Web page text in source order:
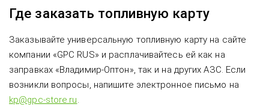
Где заказать топливную карту
Заказывайте универсальную топливную карту на сайте
компании «GPC RUS» и расплачивайтесь ей как на
заправках «Владимир-Оптон», так и на других АЗС. Если
возникли вопросы, напишите электронное письмо на
kp@gpc-store.ru.